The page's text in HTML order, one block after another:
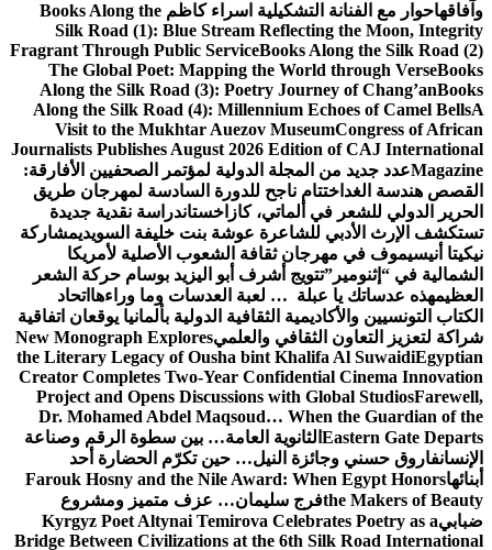
وآفاقهاحوار مع الفنانة التشكيلية اسراء كاظم Books Along the
Silk Road (1): Blue Stream Reflecting the Moon, Integrity
Fragrant Through Public ServiceBooks Along the Silk Road (2)
The Global Poet: Mapping the World through VerseBooks
Along the Silk Road (3): Poetry Journey of Chang’anBooks
Along the Silk Road (4): Millennium Echoes of Camel BellsA
Visit to the Mukhtar Auezov MuseumCongress of African
Journalists Publishes August 2026 Edition of CAJ International
Magazineعدد جديد من المجلة الدولية لمؤتمر الصحفيين الأفارقة:
القصص هندسة الغد اختتام ناجح للدورة السادسة لمهرجان طريق
الحرير الدولي للشعر في ألماتي، كازاخستاندراسة نقدية جديدة
تستكشف الإرث الأدبي للشاعرة عوشة بنت خليفة السويديمشاركة
نيكيتا أنيسيموف في مهرجان ثقافة الشعوب الأصلية لأمريكا
الشمالية في “إثنومير”تتويج أشرف أبو اليزيد بوسام حركة الشعر
العظيمهذه عدساتك يا عبلة … لعبة العدسات وما وراءها اتحاد
الكتاب التونسيين والأكاديمية الثقافية الدولية بألمانيا يوقعان اتفاقية
شراكة لتعزيز التعاون الثقافي والعلميNew Monograph Explores
the Literary Legacy of Ousha bint Khalifa Al SuwaidiEgyptian
Creator Completes Two-Year Confidential Cinema Innovation
Project and Opens Discussions with Global StudiosFarewell,
Dr. Mohamed Abdel Maqsoud… When the Guardian of the
Eastern Gate Departs الثانوية العامة… بين سطوة الرقم وصناعة
الإنسانفاروق حسني وجائزة النيل… حين تكرّم الحضارة أحد
أبنائهاFarouk Hosny and the Nile Award: When Egypt Honors
the Makers of Beautyفرج سليمان… عزف متميز ومشروع
ضبابيKyrgyz Poet Altynai Temirova Celebrates Poetry as a
Bridge Between Civilizations at the 6th Silk Road International